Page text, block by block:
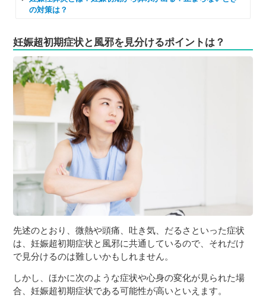
の対策は？
妊娠超初期症状と風邪を見分けるポイントは？
先述のとおり、微熱や頭痛、吐き気、だるさといった症状
は、妊娠超初期症状と風邪に共通しているので、それだけ
で見分けるのは難しいかもしれません。
しかし、ほかに次のような症状や心身の変化が見られた場
合、妊娠超初期症状である可能性が高いといえます。